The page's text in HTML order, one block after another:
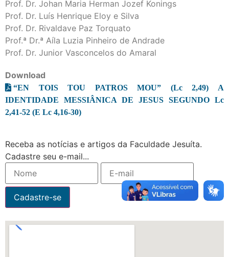
Prof. Dr. Johan Maria Herman Jozef Konings
Prof. Dr. Luís Henrique Eloy e Silva
Prof. Dr. Rivaldave Paz Torquato
Prof.ª Dr.ª Aíla Luzia Pinheiro de Andrade
Prof. Dr. Junior Vasconcelos do Amaral
Download
“EN TOIS TOU PATROS MOU” (Lc 2,49) A
IDENTIDADE MESSIÂNICA DE JESUS SEGUNDO Lc
2,41-52 (E Lc 4,16-30)
Receba as notícias e artigos da Faculdade Jesuíta.
Cadastre seu e-mail...